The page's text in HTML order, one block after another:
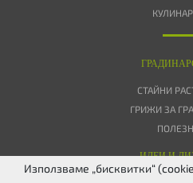
СТАЙНИ
ГРИЖИ ЗА
ИДЕИ И
Използваме „бисквитки“